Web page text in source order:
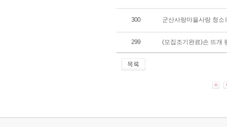
300 군산사랑마을사랑 청소
299 (모집조기완료)손 뜨개